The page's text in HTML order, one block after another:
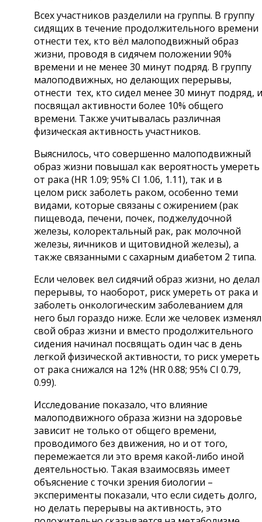
Всех участников разделили на группы. В группу
сидящих в течение продолжительного времени
отнести тех, кто вёл малоподвижный образ
жизни, проводя в сидячем положении 90%
времени и не менее 30 минут подряд. В группу
малоподвижных, но делающих перерывы,
отнести тех, кто сидел менее 30 минут подряд, и
посвящал активности более 10% общего
времени. Также учитывалась различная
физическая активность участников.
Выяснилось, что совершенно малоподвижный
образ жизни повышал как вероятность умереть
от рака (HR 1.09; 95% CI 1.06, 1.11), так и в
целом риск заболеть раком, особенно теми
видами, которые связаны с ожирением (рак
пищевода, печени, почек, поджелудочной
железы, колоректальный рак, рак молочной
железы, яичников и щитовидной железы), а
также связанными с сахарным диабетом 2 типа.
Если человек вел сидячий образ жизни, но делал
перерывы, то наоборот, риск умереть от рака и
заболеть онкологическим заболеванием для
него был гораздо ниже. Если же человек изменял
свой образ жизни и вместо продолжительного
сидения начинал посвящать один час в день
легкой физической активности, то риск умереть
от рака снижался на 12% (HR 0.88; 95% CI 0.79,
0.99).
Исследование показало, что влияние
малоподвижного образа жизни на здоровье
зависит не только от общего времени,
проводимого без движения, но и от того,
перемежается ли это время какой-либо иной
деятельностью. Такая взаимосвязь имеет
объяснение с точки зрения биологии –
эксперименты показали, что если сидеть долго,
но делать перерывы на активность, это